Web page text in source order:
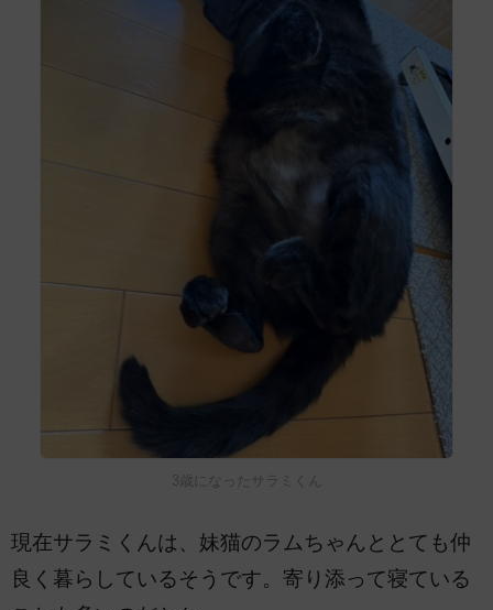
3歳になったサラミくん
現在サラミくんは、妹猫のラムちゃんととても仲
良く暮らしているそうです。寄り添って寝ている